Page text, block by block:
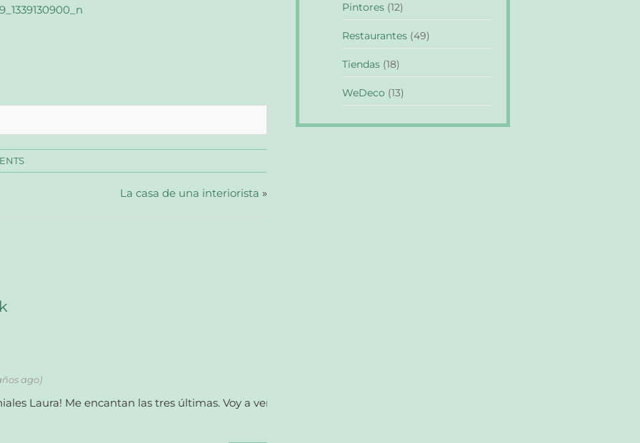
La casa de una interiorista »
ago)
Laura! Me encantan las tres últimas. Voy a ver
Pintores (12)
Restaurantes (49)
Tiendas (18)
WeDeco (13)